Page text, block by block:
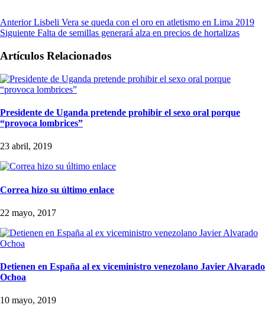
Anterior Lisbeli Vera se queda con el oro en atletismo en Lima 2019
Siguiente Falta de semillas generará alza en precios de hortalizas
Artículos Relacionados
Presidente de Uganda pretende prohibir el sexo oral porque
“provoca lombrices”
23 abril, 2019
Correa hizo su último enlace
22 mayo, 2017
Detienen en España al ex viceministro venezolano Javier Alvarado
Ochoa
10 mayo, 2019